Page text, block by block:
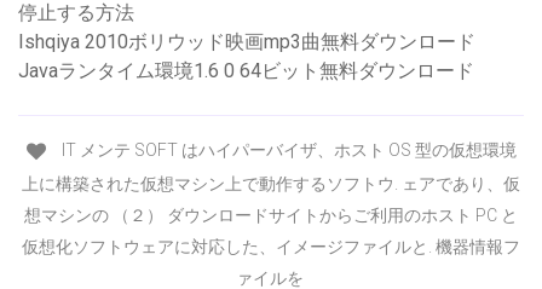
停止する方法
Ishqiya 2010ボリウッド映画mp3曲無料ダウンロード
Javaランタイム環境1.6 0 64ビット無料ダウンロード
IT メンテ SOFT はハイパーバイザ、ホスト OS 型の仮想環境
上に構築された仮想マシン上で動作するソフトウ. ェアであり、仮
想マシンの （２） ダウンロードサイトからご利用のホスト PC と
仮想化ソフトウェアに対応した、イメージファイルと. 機器情報フ
ァイルを